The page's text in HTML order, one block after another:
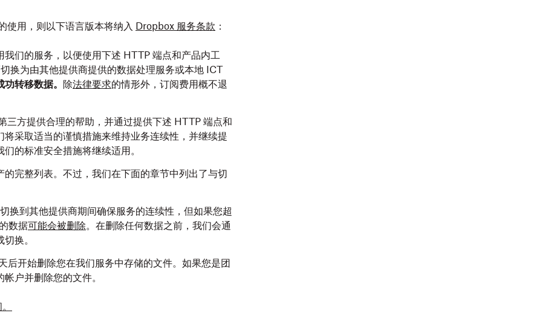
使用，则以下语言版本将纳入 Dropbox 服务条款 ：
们的服务，以便使用下述 HTTP 端点和产品内工
换为由其他提供商提供的数据处理服务或本地 ICT
转移数据。 除法律要求的情形外，订阅费用概不退
方提供合理的帮助，并通过提供下述 HTTP 端点和
采取适当的谨慎措施来维持业务连续性，并继续提
的标准安全措施将继续适用。
完整列表。不过，我们在下面的章节中列出了与切
换到其他提供商期间确保服务的连续性，但如果您超
数据可能会被删除。在删除任何数据之前，我们会通
换。
开始删除您在我们服务中存储的文件。如果您是团
户并删除您的文件。